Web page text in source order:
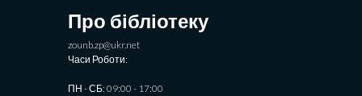
Про бібліотеку
zounb.zp@ukr.net
Часи Роботи:
ПН - СБ: 09:00 - 17:00